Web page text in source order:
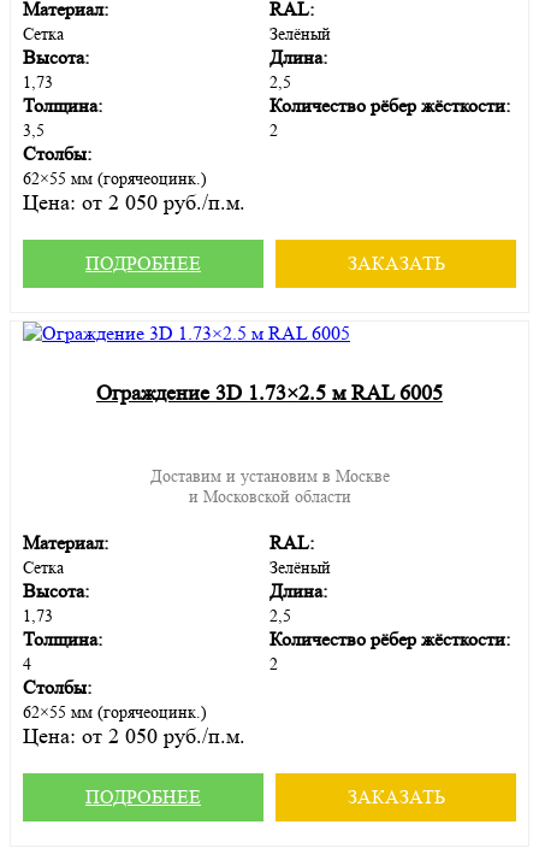
Материал:
Сетка
RAL:
Зелёный
Высота:
1,73
Длина:
2,5
Толщина:
3,5
Количество рёбер жёсткости:
2
Столбы:
62×55 мм (горячеоцинк.)
Цена: от 2 050 руб./п.м.
ПОДРОБНЕЕ ЗАКАЗАТЬ
Ограждение 3D 1.73×2.5 м RAL 6005
Доставим и установим в Москве
и Московской области
Материал:
Сетка
RAL:
Зелёный
Высота:
1,73
Длина:
2,5
Толщина:
4
Количество рёбер жёсткости:
2
Столбы:
62×55 мм (горячеоцинк.)
Цена: от 2 050 руб./п.м.
ПОДРОБНЕЕ ЗАКАЗАТЬ